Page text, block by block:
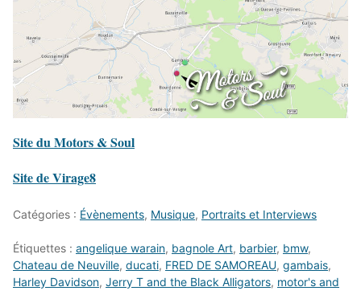
Site du Motors & Soul
Site de Virage8
Catégories : Évènements, Musique, Portraits et Interviews
Étiquettes : angelique warain, bagnole Art, barbier, bmw,
Chateau de Neuville, ducati, FRED DE SAMOREAU, gambais,
Harley Davidson, Jerry T and the Black Alligators, motor's and